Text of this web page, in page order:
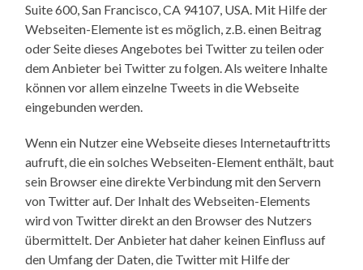
Suite 600, San Francisco, CA 94107, USA. Mit Hilfe der
Webseiten-Elemente ist es möglich, z.B. einen Beitrag
oder Seite dieses Angebotes bei Twitter zu teilen oder
dem Anbieter bei Twitter zu folgen. Als weitere Inhalte
können vor allem einzelne Tweets in die Webseite
eingebunden werden.
Wenn ein Nutzer eine Webseite dieses Internetauftritts
aufruft, die ein solches Webseiten-Element enthält, baut
sein Browser eine direkte Verbindung mit den Servern
von Twitter auf. Der Inhalt des Webseiten-Elements
wird von Twitter direkt an den Browser des Nutzers
übermittelt. Der Anbieter hat daher keinen Einfluss auf
den Umfang der Daten, die Twitter mit Hilfe der